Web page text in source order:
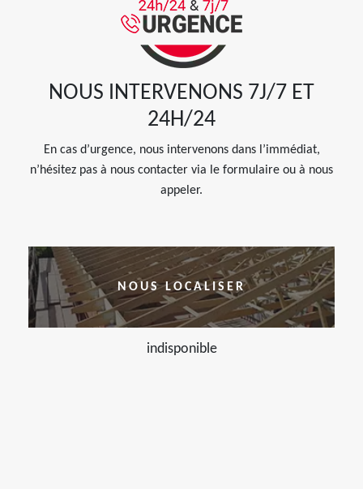
NOUS INTERVENONS 7J/7 ET
24H/24
En cas d’urgence, nous intervenons dans l’immédiat,
n’hésitez pas à nous contacter via le formulaire ou à nous
appeler.
NOUS LOCALISER
indisponible